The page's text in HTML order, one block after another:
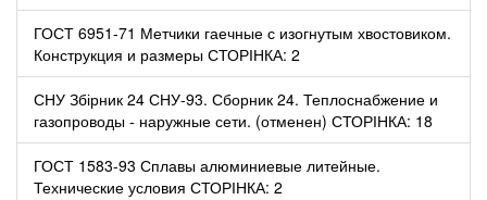
ГОСТ 6951-71 Метчики гаечные с изогнутым хвостовиком.
Конструкция и размеры СТОРІНКА: 2
СНУ Збірник 24 СНУ-93. Сборник 24. Теплоснабжение и
газопроводы - наружные сети. (отменен) СТОРІНКА: 18
ГОСТ 1583-93 Сплавы алюминиевые литейные.
Технические условия СТОРІНКА: 2